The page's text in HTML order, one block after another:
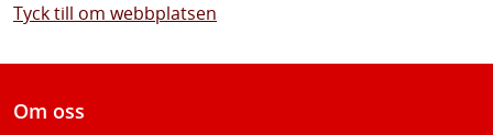
Tyck till om webbplatsen
Om oss